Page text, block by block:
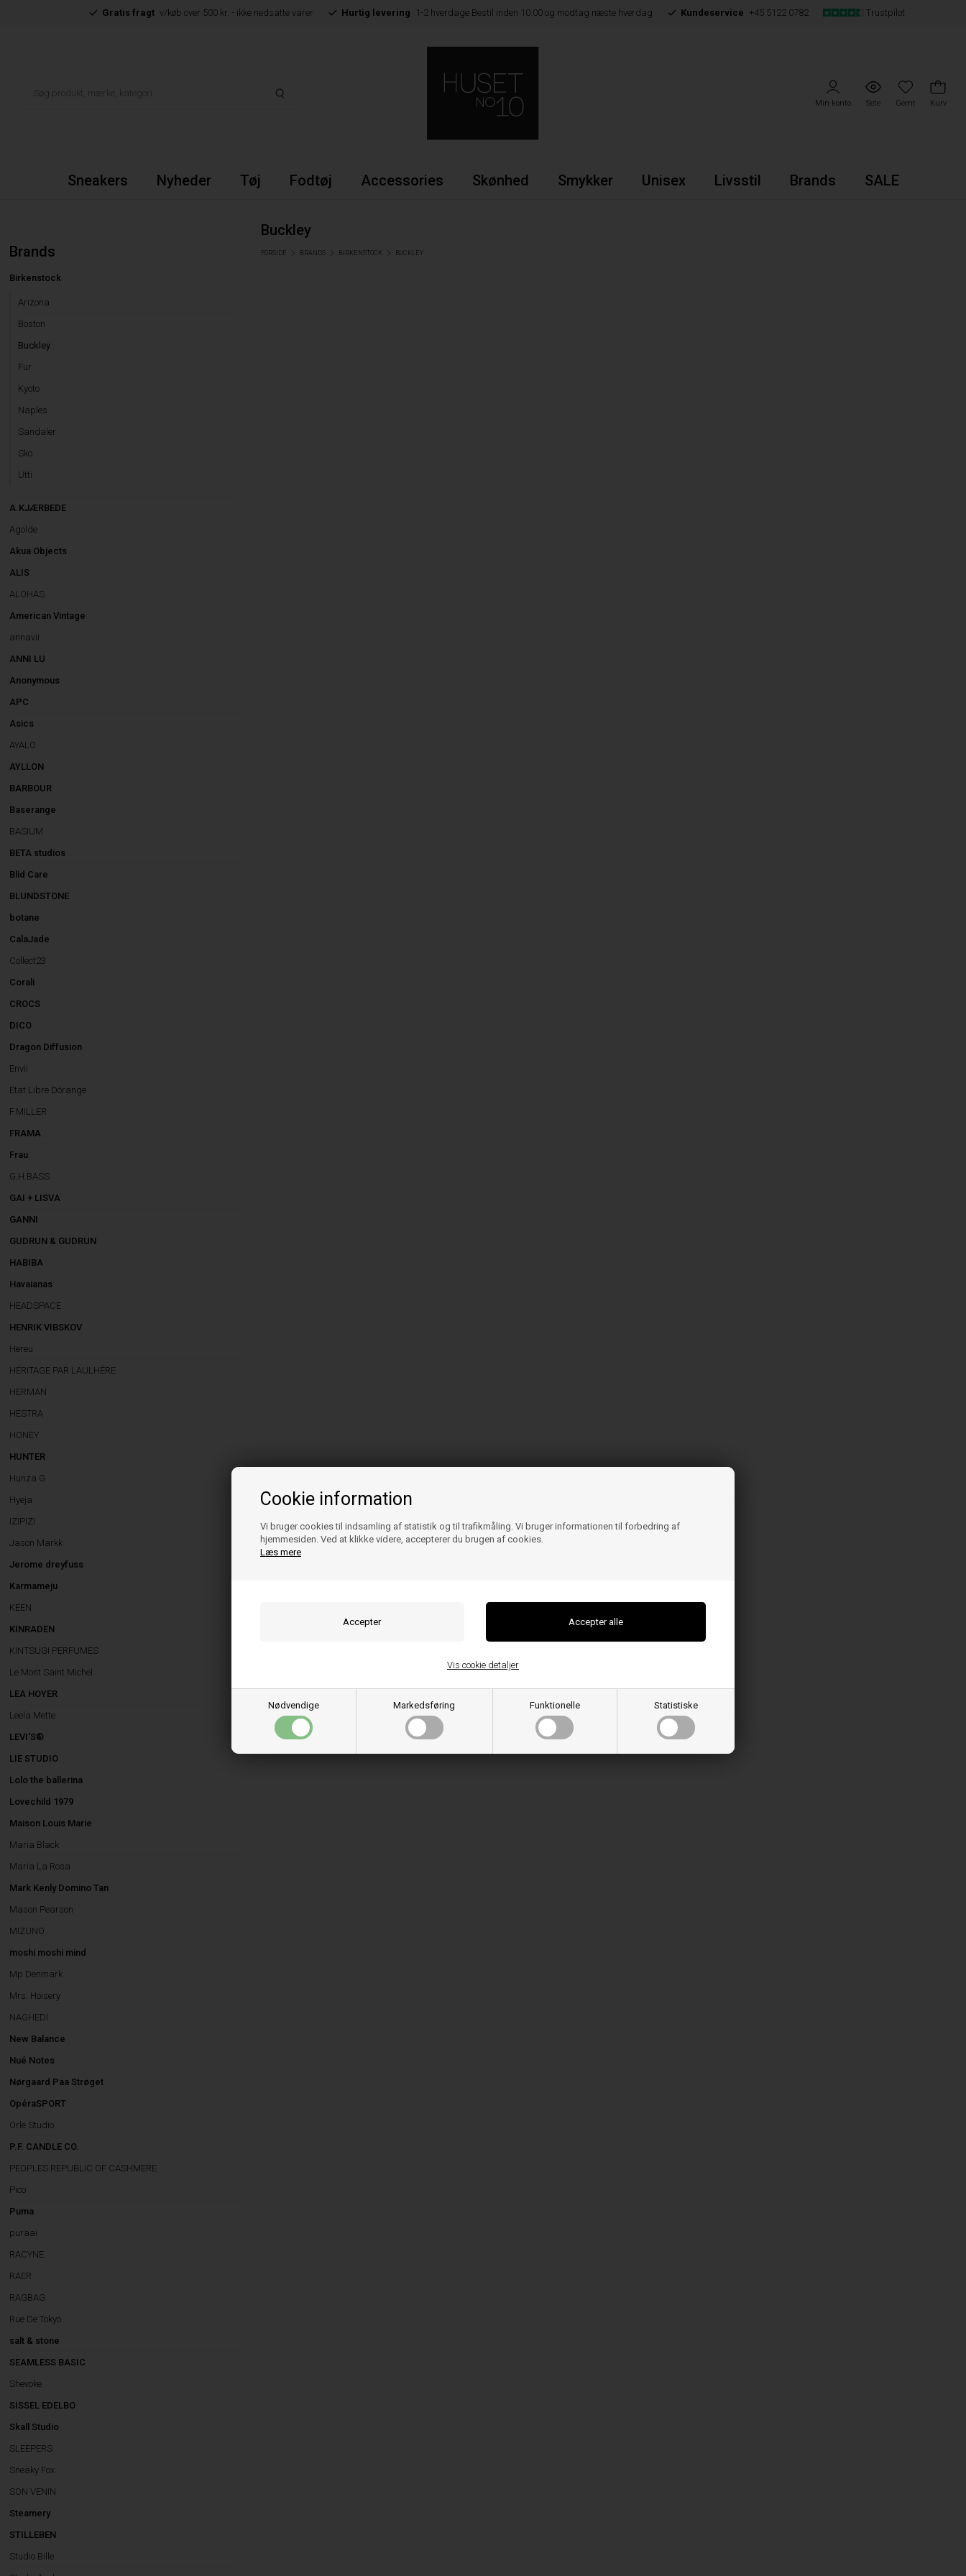
Cookie information
Vi bruger cookies til indsamling af statistik og til trafikmåling. Vi bruger informationen til forbedring af
hjemmesiden. Ved at klikke videre, accepterer du brugen af cookies.
Læs mere
Nødvendige Markedsføring Funktionelle Statistiske
Vis cookie detaljer
Gratis fragt v/køb over 500 kr. - ikke nedsatte varer Hurtig levering 1-2 hverdage Bestil inden 10:00 og modtag næste hverdag Kundeservice +45 5122 0782 Trustpilot
Min konto Sete Gemt Kurv
Sneakers Nyheder Tøj Fodtøj Accessories Skønhed Smykker Unisex Livsstil Brands SALE
Brands
Birkenstock
Arizona
Boston
Buckley
Fur
Kyoto
Naples
Sandaler
Sko
Utti
A.KJÆRBEDE
Agolde
Akua Objects
ALIS
ALOHAS
American Vintage
annavii
ANNI LU
Anonymous
APC
Asics
AYALO
AYLLON
BARBOUR
Baserange
BASIUM
BETA studios
Blid Care
BLUNDSTONE
botane
CalaJade
Collect23
Corali
CROCS
DICO
Dragon Diffusion
Envii
Etat Libre Dórange
F.MILLER
FRAMA
Frau
G.H.BASS
GAI + LISVA
GANNI
GUDRUN & GUDRUN
HABIBA
Havaianas
HEADSPACE
HENRIK VIBSKOV
Hereu
HÉRITAGE PAR LAULHÉRE
HERMAN
HESTRA
HONEY
HUNTER
Hunza G
Hyeja
IZIPIZI
Jason Markk
Jerome dreyfuss
Karmameju
KEEN
KINRADEN
KINTSUGI PERFUMES
Le Mont Saint Michel
LEA HOYER
Leela Mette
LEVI'S®
LIE STUDIO
Lolo the ballerina
Lovechild 1979
Maison Louis Marie
Maria Black
Maria La Rosa
Mark Kenly Domino Tan
Mason Pearson
MIZUNO
moshi moshi mind
Mp Denmark
Mrs. Hoisery
NAGHEDI
New Balance
Nué Notes
Nørgaard Paa Strøget
OpéraSPORT
Orle Studio
P.F. CANDLE CO.
PEOPLES REPUBLIC OF CASHMERE
Pico
Puma
puraai
RACYNE
RAER
RAGBAG
Rue De Tokyo
salt & stone
SEAMLESS BASIC
Shevoke
SISSEL EDELBO
Skall Studio
SLEEPERS
Sneaky Fox
SON VENIN
Steamery
STILLEBEN
Studio Bille
Buckley
FORSIDE BRANDS BIRKENSTOCK BUCKLEY